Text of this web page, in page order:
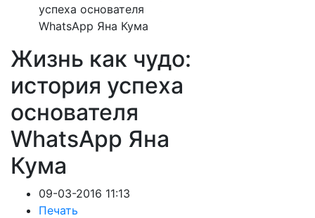
успеха основателя
WhatsApp Яна Кума
Жизнь как чудо:
история успеха
основателя
WhatsApp Яна
Кума
09-03-2016 11:13
Печать